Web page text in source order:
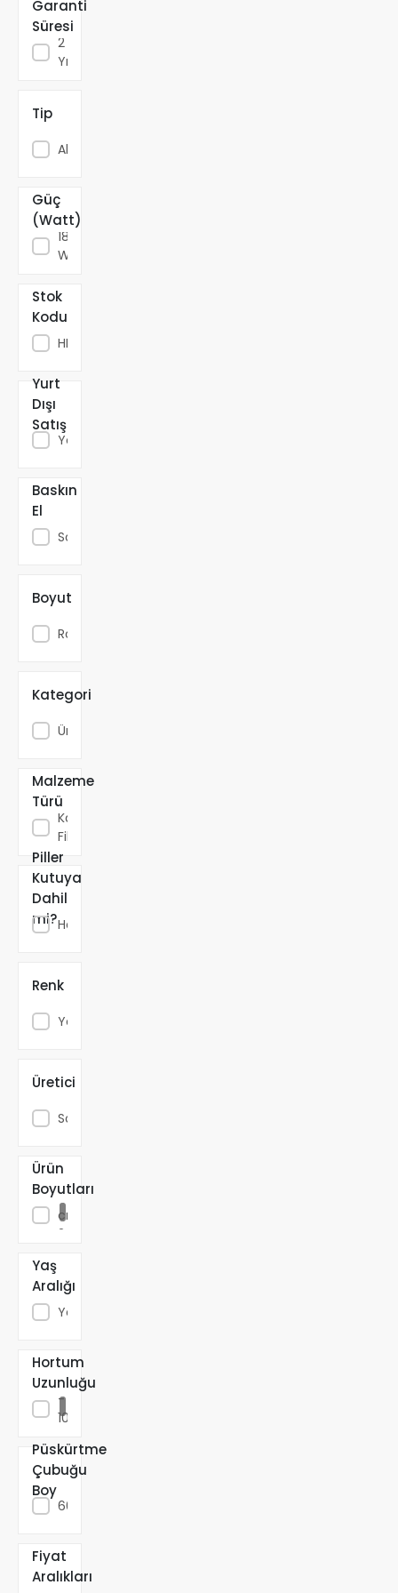
Vido
Garanti
Süresi
2
Yıl
Tip
Akülü
Güç
(Watt)
18
W
Stok
Kodu
HBV000003X81U
Yurt
Dışı
Satış
Yok
Baskın
El
Sol
Boyut
Rod+2000
Kategori
Üniseks
Malzeme
Türü
Karbon
Fiber
Piller
Kutuya
Dahil
mi?Hayır
Renk
Yeşil
Üretici
Sougayilang
Ürün
Boyutları
44 x
23 x 7
cm;
249.48
Yaş
Aralığı
Yetişkin
Hortum
Uzunluğu
75
-
100
Püskürtme
Çubuğu
Boy
60
Fiyat
Aralıkları